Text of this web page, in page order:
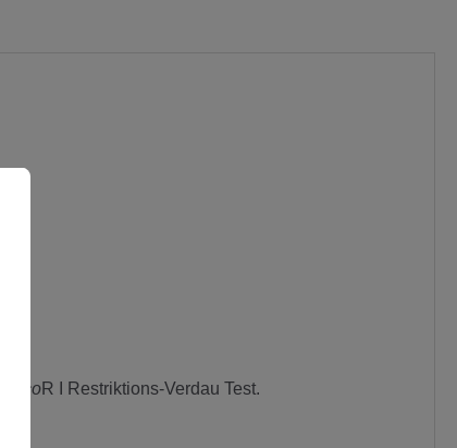
EcoR I Restriktions-Verdau Test.